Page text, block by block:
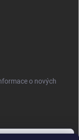
o nových